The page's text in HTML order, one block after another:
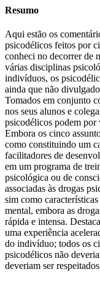
Resumo
Aqui estão os
psicodélicos feitos por
conheci no decorrer de
várias disciplinas
indivíduos, os
ainda que não
Tomados em conjunto
nos seus alunos e
psicodélicos podem por
Embora os cinco
como constituindo um
facilitadores de
em um programa de
psicológica ou de
associadas às drogas
sim como
mental, embora as
rápida e intensa.
uma experiência
do indivíduo; todos os
psicodélicos não
deveriam ser